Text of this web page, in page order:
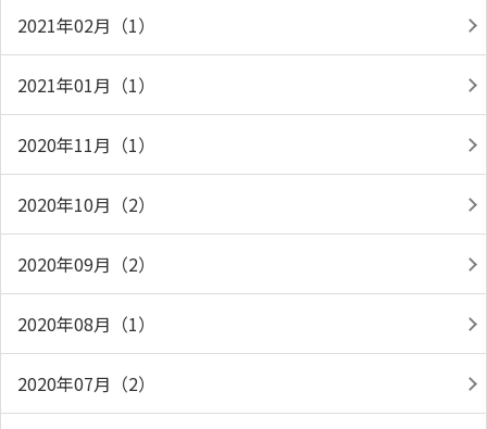
2021年02月（1）
2021年01月（1）
2020年11月（1）
2020年10月（2）
2020年09月（2）
2020年08月（1）
2020年07月（2）